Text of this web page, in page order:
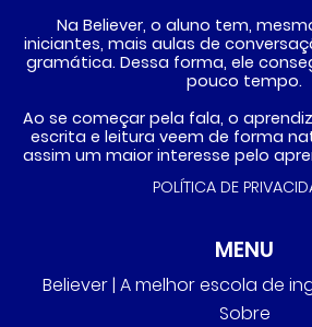
Na Believer, o aluno tem,
iniciantes, mais aulas de
gramática. Dessa forma, ele
pouco tempo.
Ao se começar pela fala, o
escrita e leitura veem de forma
assim um maior interesse pelo
POLÍTICA DE
MENU
Believer | A melhor escola de
Sobre